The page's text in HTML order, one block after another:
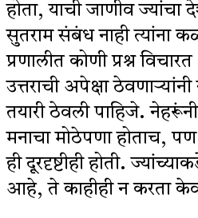
होता, याची जाणीव ज्यांचा
सुतराम संबंध नाही त्यांना
प्रणालीत कोणी प्रश्न
उत्तराची अपेक्षा
तयारी ठेवली पाहिजे.
मनाचा मोठेपणा होताच,
ही दूरदृष्टीही होती.
आहे, ते काहीही न करता